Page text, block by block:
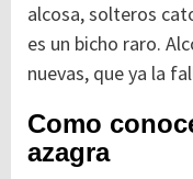
alcosa, solteros
es un bicho raro.
nuevas, que ya la
Como
azagra